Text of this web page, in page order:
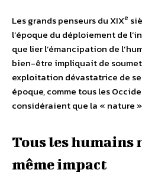
Les grands penseurs du XIXe
l’époque du déploiement de
que lier l’émancipation de
bien-être impliquait de
exploitation dévastatrice de
époque, comme tous les
considéraient que la « nature
Tous les humains
même impact